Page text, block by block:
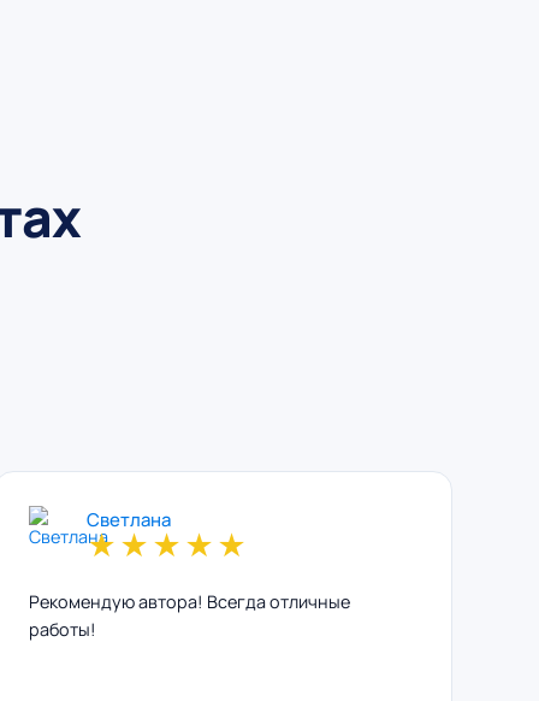
Светлана
★★★★★
Рекомендую автора! Всегда отличные
работы!